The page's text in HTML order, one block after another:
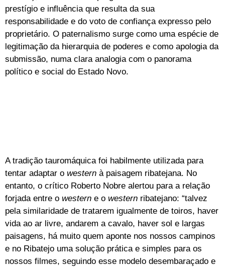
prestígio e influência que resulta da sua
responsabilidade e do voto de confiança expresso pelo
proprietário. O paternalismo surge como uma espécie de
legitimação da hierarquia de poderes e como apologia da
submissão, numa clara analogia com o panorama
político e social do Estado Novo.
A tradição tauromáquica foi habilmente utilizada para
tentar adaptar o western à paisagem ribatejana. No
entanto, o crítico Roberto Nobre alertou para a relação
forjada entre o western e o western ribatejano: “talvez
pela similaridade de tratarem igualmente de toiros, haver
vida ao ar livre, andarem a cavalo, haver sol e largas
paisagens, há muito quem aponte nos nossos campinos
e no Ribatejo uma solução prática e simples para os
nossos filmes, seguindo esse modelo desembaraçado e